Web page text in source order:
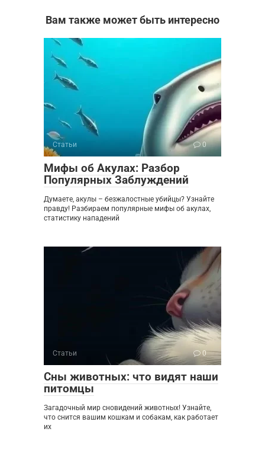
Вам также может быть интересно
Статьи 0
Мифы об Акулах: Разбор
Популярных Заблуждений
Думаете, акулы – безжалостные убийцы? Узнайте
правду! Разбираем популярные мифы об акулах,
статистику нападений
Статьи 0
Сны животных: что видят наши
питомцы
Загадочный мир сновидений животных! Узнайте,
что снится вашим кошкам и собакам, как работает
их